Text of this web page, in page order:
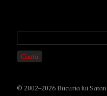
Primary
Sidebar
Caută
© 2002–2026 Bucuria lui Satan